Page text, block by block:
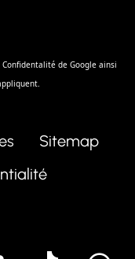
Confidentalité de Google ainsi
Sitemap